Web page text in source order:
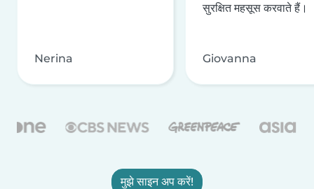
Nerina
सुरक्षित महसूस करवाते हैं।
Giovanna
मुझे साइन अप करें!